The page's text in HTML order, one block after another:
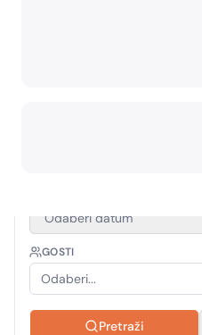
nezaboravne uspomene
Odaberi datum
GOSTI
Odaberi...
Pretraži